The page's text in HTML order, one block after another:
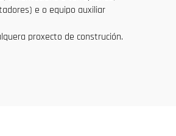
e o equipo auxiliar
proxecto de construción.